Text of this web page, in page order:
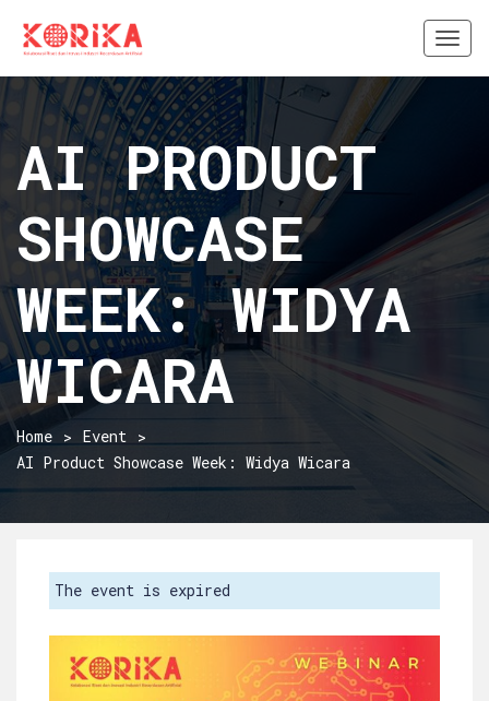
AI PRODUCT
SHOWCASE
WEEK: WIDYA
WICARA
Home
Event
AI Product Showcase Week: Widya Wicara
The event is expired